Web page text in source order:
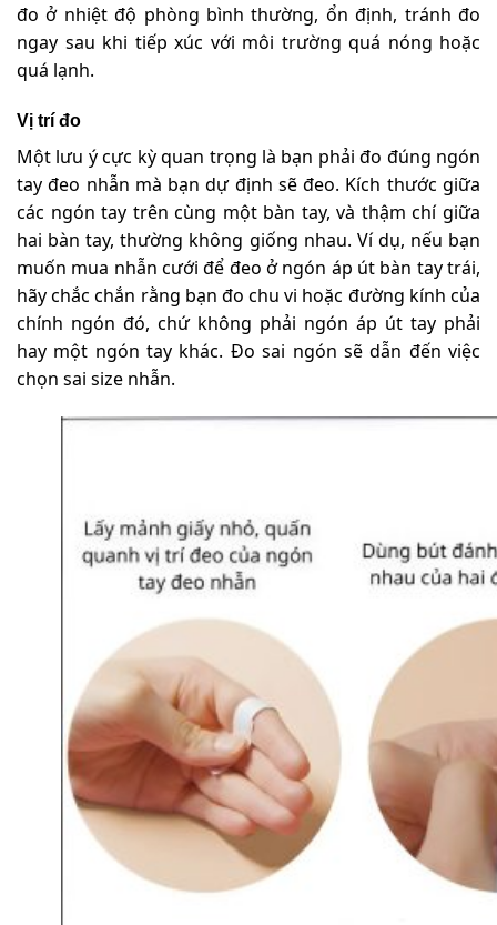
đo ở nhiệt độ phòng bình thường, ổn định, tránh đo
ngay sau khi tiếp xúc với môi trường quá nóng hoặc
quá lạnh.
Vị trí đo
Một lưu ý cực kỳ quan trọng là bạn phải đo đúng ngón
tay đeo nhẫn mà bạn dự định sẽ đeo. Kích thước giữa
các ngón tay trên cùng một bàn tay, và thậm chí giữa
hai bàn tay, thường không giống nhau. Ví dụ, nếu bạn
muốn mua nhẫn cưới để đeo ở ngón áp út bàn tay trái,
hãy chắc chắn rằng bạn đo chu vi hoặc đường kính của
chính ngón đó, chứ không phải ngón áp út tay phải
hay một ngón tay khác. Đo sai ngón sẽ dẫn đến việc
chọn sai size nhẫn.